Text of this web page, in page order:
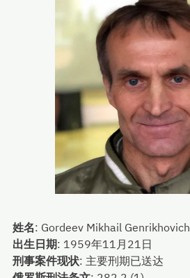
姓名: Gordeev Mikhail Genrikhovich
出生日期: 1959年11月21日
刑事案件现状: 主要刑期已送达